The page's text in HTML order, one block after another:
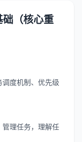
（核心重
度机制、优先级
管理任务，理解任